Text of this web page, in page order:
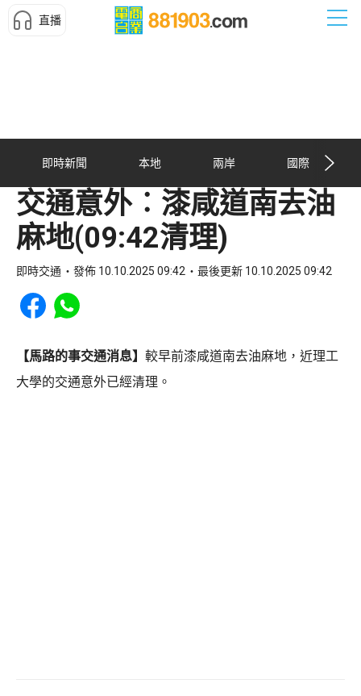
直播
即時新聞 本地 兩岸 國際
交通意外︰漆咸道南去油
麻地(09:42清理)
即時交通 發佈 10.10.2025 09:42 最後更新 10.10.2025 09:42
Share to Facebook
Share to WhatsApp
【馬路的事交通消息】 較早前漆咸道南去油麻地，近理工
大學的交通意外已經清理。